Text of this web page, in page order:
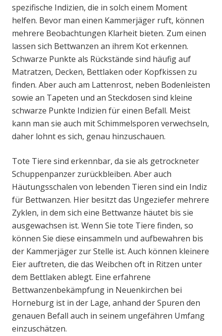
spezifische Indizien, die in solch einem Moment
helfen. Bevor man einen Kammerjäger ruft, können
mehrere Beobachtungen Klarheit bieten. Zum einen
lassen sich Bettwanzen an ihrem Kot erkennen.
Schwarze Punkte als Rückstände sind häufig auf
Matratzen, Decken, Bettlaken oder Kopfkissen zu
finden. Aber auch am Lattenrost, neben Bodenleisten
sowie an Tapeten und an Steckdosen sind kleine
schwarze Punkte Indizien für einen Befall. Meist
kann man sie auch mit Schimmelsporen verwechseln,
daher lohnt es sich, genau hinzuschauen.
Tote Tiere sind erkennbar, da sie als getrockneter
Schuppenpanzer zurückbleiben. Aber auch
Häutungsschalen von lebenden Tieren sind ein Indiz
für Bettwanzen. Hier besitzt das Ungeziefer mehrere
Zyklen, in dem sich eine Bettwanze häutet bis sie
ausgewachsen ist. Wenn Sie tote Tiere finden, so
können Sie diese einsammeln und aufbewahren bis
der Kammerjäger zur Stelle ist. Auch können kleinere
Eier auftreten, die das Weibchen oft in Ritzen unter
dem Bettlaken ablegt. Eine erfahrene
Bettwanzenbekämpfung in Neuenkirchen bei
Horneburg ist in der Lage, anhand der Spuren den
genauen Befall auch in seinem ungefähren Umfang
einzuschätzen.